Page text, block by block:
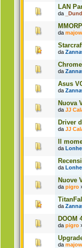
LAN
da
da
da
da
Asus
da
Nuova
da JJ
Driver
da JJ
Il
da
da
Nuove
da pigro
TitanFall
da
DOOM
da pigro
da